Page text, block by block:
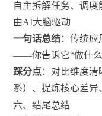
自主拆解任务、调
由AI大脑驱动
一句话总结：传统应
——你告诉它“做什么
踩分点：对比维度
系）、提炼核心差异
六、结尾总结